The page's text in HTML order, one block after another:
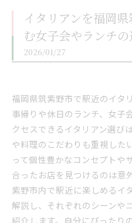
イタリアンを福岡
む女子会やランチ
2026/01/27
福岡県筑紫野市で駅近のイタ
事帰りや休日のランチ、女子
クセスできるイタリアン選び
や料理のこだわりも重視した
って個性豊かなコンセプトや
合ったお店を見つけるのは意
紫野市内で駅近に楽しめるイ
解説し、それぞれのシーンや
紹介します。自分にぴったり